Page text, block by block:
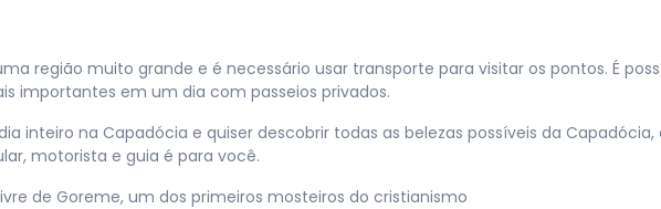
região muito grande e é necessário usar transporte para visitar os pontos. É
importantes em um dia com passeios privados.
inteiro na Capadócia e quiser descobrir todas as belezas possíveis da Capadócia,
motorista e guia é para você.
de Goreme, um dos primeiros mosteiros do cristianismo